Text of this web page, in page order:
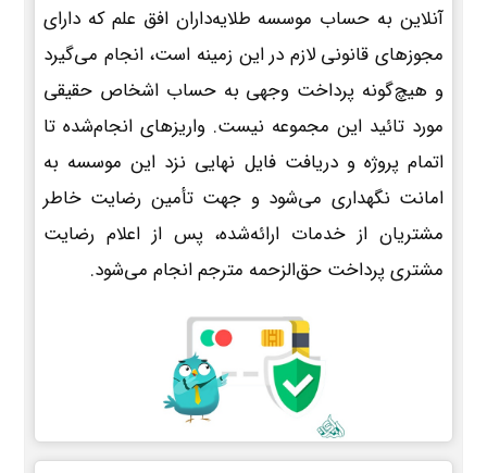
آنلاین به حساب موسسه طلایه‌داران افق علم که دارای
مجوزهای قانونی لازم در این زمینه است، انجام می‌گیرد
و هیچ‌گونه پرداخت وجهی به حساب اشخاص حقیقی
مورد تائید این مجموعه نیست. واریزهای انجام‌شده تا
اتمام پروژه و دریافت فایل نهایی نزد این موسسه به
امانت نگهداری می‌شود و جهت تأمین رضایت خاطر
مشتریان از خدمات ارائه‌شده، پس از اعلام رضایت
مشتری پرداخت حق‌الزحمه مترجم انجام می‌شود.